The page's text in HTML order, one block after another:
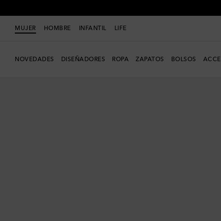
MUJER HOMBRE INFANTIL LIFE
NOVEDADES DISEÑADORES ROPA ZAPATOS BOLSOS